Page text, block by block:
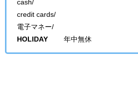
cash/
credit cards/
電子マネー/
HOLIDAY 年中無休